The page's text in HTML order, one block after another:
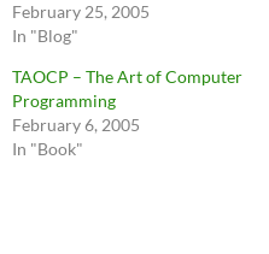
February 25, 2005
In "Blog"
TAOCP – The Art of Computer
Programming
February 6, 2005
In "Book"